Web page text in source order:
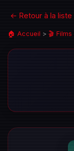
← Retour à la liste
🏠 Accueil > 🎬 Films